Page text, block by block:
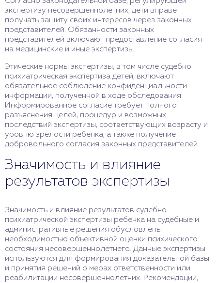
экспертизу несовершеннолетних, дети вправе
получать защиту своих интересов через законных
представителей. Обязанности законных
представителей включают предоставление согласия
на медицинские и иные экспертизы.
Этические нормы экспертизы, в том числе судебно
психиатрическая экспертиза детей, включают
обязательное соблюдение конфиденциальности
информации, полученной в ходе обследования.
Информированное согласие требует полного
разъяснения целей, процедур и возможных
последствий экспертизы, соответствующих возрасту и
уровню зрелости ребенка, а также получение
добровольного согласия законных представителей.
Значимость и влияние
результатов экспертизы
Значимость и влияние результатов судебно
психиатрической экспертизы ребенка на судебные и
административные решения обусловлены
необходимостью объективной оценки психического
состояния несовершеннолетнего. Данные экспертизы
используются для формирования доказательной базы
и принятия решений о мерах ответственности или
реабилитации несовершеннолетних. Рекомендации,